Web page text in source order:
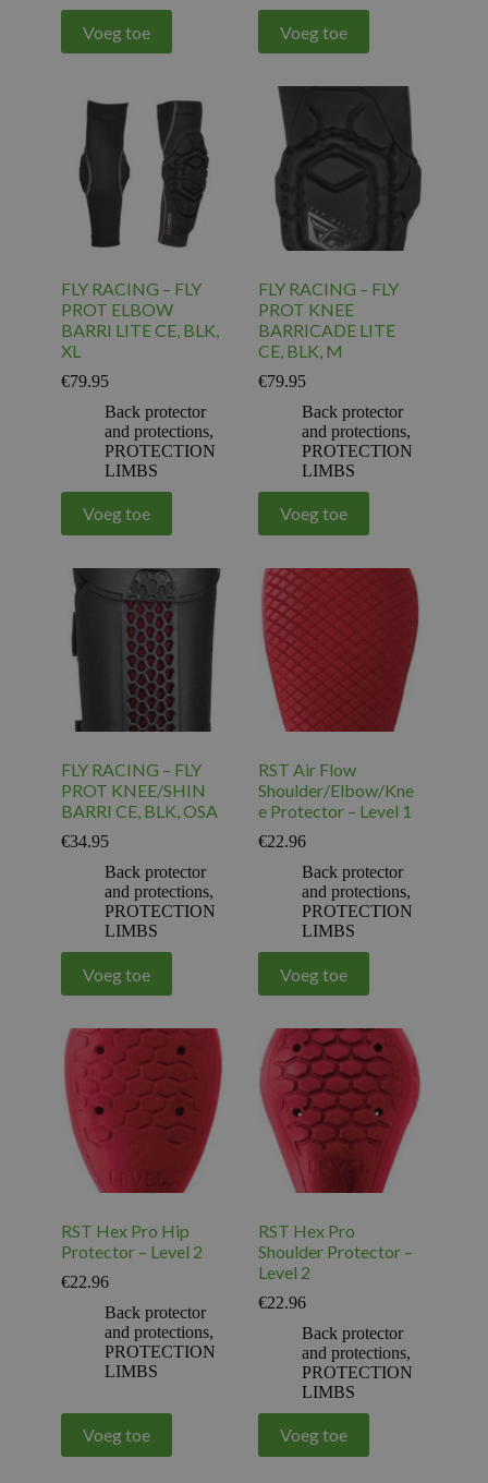
Voeg toe Voeg toe
FLY RACING – FLY
PROT ELBOW
BARRI LITE CE, BLK,
XL
€79.95
Back protector
and protections,
PROTECTION
LIMBS
Voeg toe
FLY RACING – FLY
PROT KNEE
BARRICADE LITE
CE, BLK, M
€79.95
Back protector
and protections,
PROTECTION
LIMBS
Voeg toe
FLY RACING – FLY
PROT KNEE/SHIN
BARRI CE, BLK, OSA
€34.95
Back protector
and protections,
PROTECTION
LIMBS
Voeg toe
RST Air Flow
Shoulder/Elbow/Kne
e Protector – Level 1
€22.96
Back protector
and protections,
PROTECTION
LIMBS
Voeg toe
RST Hex Pro Hip
Protector – Level 2
€22.96
Back protector
and protections,
PROTECTION
LIMBS
Voeg toe
RST Hex Pro
Shoulder Protector –
Level 2
€22.96
Back protector
and protections,
PROTECTION
LIMBS
Voeg toe